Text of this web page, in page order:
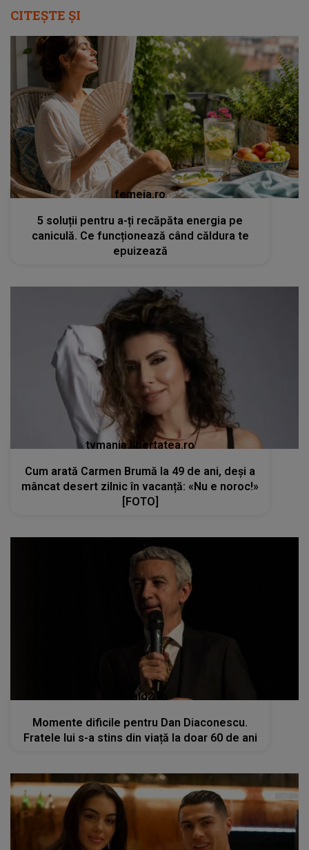
CITEȘTE ȘI
femeia.ro
5 soluții pentru a-ți recăpăta energia pe
caniculă. Ce funcționează când căldura te
epuizează
tvmania.libertatea.ro
Cum arată Carmen Brumă la 49 de ani, deși a
mâncat desert zilnic în vacanță: «Nu e noroc!»
[FOTO]
kanald2.ro
Momente dificile pentru Dan Diaconescu.
Fratele lui s-a stins din viață la doar 60 de ani